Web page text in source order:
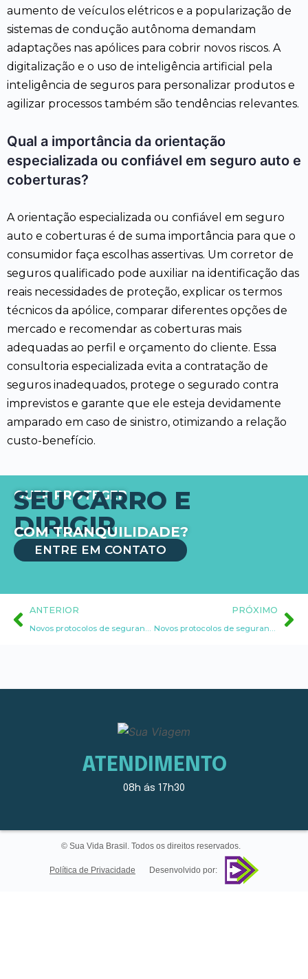
aumento de veículos elétricos e a popularização de
sistemas de condução autônoma demandam
adaptações nas apólices para cobrir novos riscos. A
digitalização e o uso de inteligência artificial pela
inteligência de seguros para personalizar produtos e
agilizar processos também são tendências relevantes.
Qual a importância da orientação
especializada ou confiável em seguro auto e
coberturas?
A orientação especializada ou confiável em seguro
auto e coberturas é de suma importância para que o
consumidor faça escolhas assertivas. Um corretor de
seguros qualificado pode auxiliar na identificação das
reais necessidades de proteção, explicar os termos
técnicos da apólice, comparar diferentes opções de
mercado e recomendar as coberturas mais
adequadas ao perfil e orçamento do cliente. Essa
consultoria especializada evita a contratação de
seguros inadequados, protege o segurado contra
imprevistos e garante que ele esteja devidamente
amparado em caso de sinistro, otimizando a relação
custo-benefício.
QUER PROTEGER
SEU CARRO E
DIRIGIR
COM TRANQUILIDADE?
ENTRE EM CONTATO
ANTERIOR
Novos protocolos de segurança veicular no Brasil
PRÓXIMO
Novos protocolos de segurança veicular no Brasil
ATENDIMENTO
08h ás 17h30
© Sua Vida Brasil. Todos os direitos reservados.
Política de Privacidade Desenvolvido por: